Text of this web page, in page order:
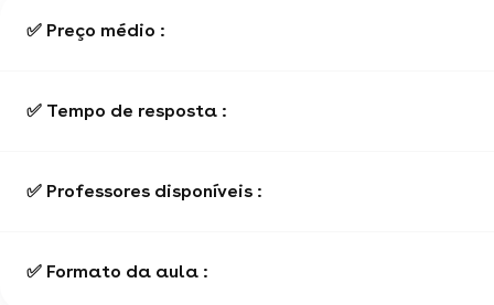
✅ Preço médio :
✅ Tempo de resposta :
✅ Professores disponíveis :
✅ Formato da aula :